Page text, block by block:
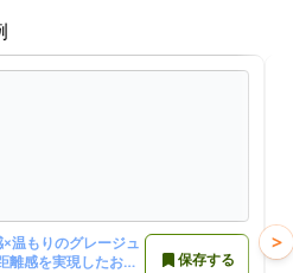
×温もりのグレージュ
離感を実現したお住
保存する
>